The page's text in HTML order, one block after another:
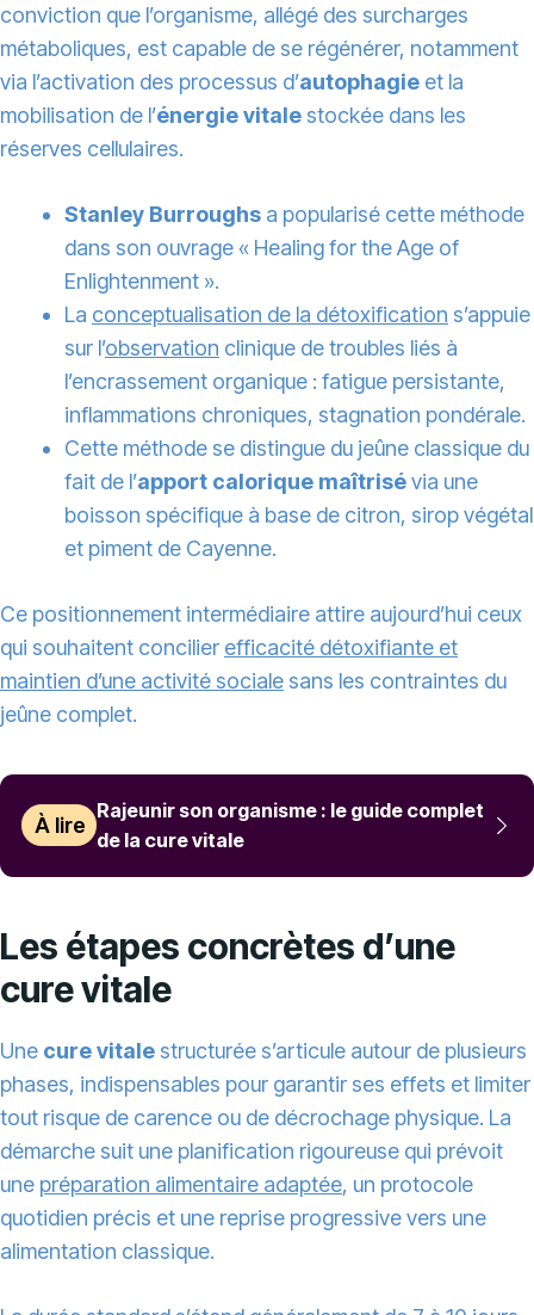
conviction que l’organisme, allégé des surcharges
métaboliques, est capable de se régénérer, notamment
via l’activation des processus d’autophagie et la
mobilisation de l’énergie vitale stockée dans les
réserves cellulaires.
Stanley Burroughs a popularisé cette méthode
dans son ouvrage « Healing for the Age of
Enlightenment ».
La conceptualisation de la détoxification s’appuie
sur l’observation clinique de troubles liés à
l’encrassement organique : fatigue persistante,
inflammations chroniques, stagnation pondérale.
Cette méthode se distingue du jeûne classique du
fait de l’apport calorique maîtrisévia une
boisson spécifique à base de citron, sirop végétal
et piment de Cayenne.
Ce positionnement intermédiaire attire aujourd’hui ceux
qui souhaitent concilier efficacité détoxifiante et
maintien d’une activité sociale sans les contraintes du
jeûne complet.
À lire
Rajeunir son organisme : le guide complet
de la cure vitale
Les étapes concrètes d’une
cure vitale
Une cure vitale structurée s’articule autour de plusieurs
phases, indispensables pour garantir ses effets et limiter
tout risque de carence ou de décrochage physique. La
démarche suit une planification rigoureuse qui prévoit
une préparation alimentaire adaptée, un protocole
quotidien précis et une reprise progressive vers une
alimentation classique.